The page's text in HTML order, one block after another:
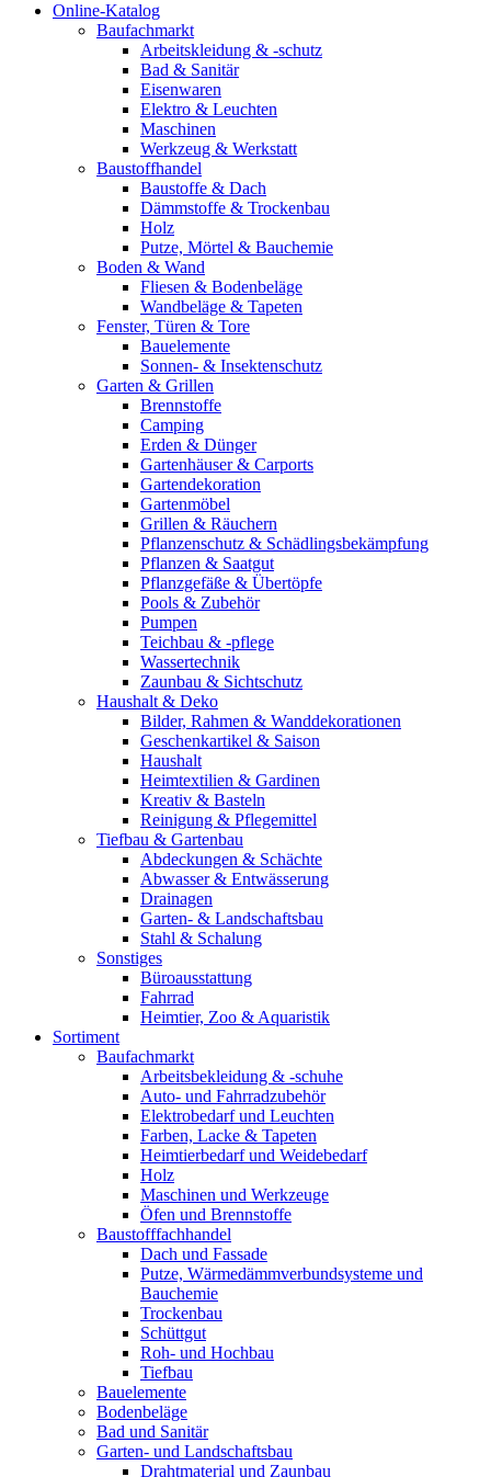
Online-Katalog
Baufachmarkt
Arbeitskleidung & -schutz
Bad & Sanitär
Eisenwaren
Elektro & Leuchten
Maschinen
Werkzeug & Werkstatt
Baustoffhandel
Baustoffe & Dach
Dämmstoffe & Trockenbau
Holz
Putze, Mörtel & Bauchemie
Boden & Wand
Fliesen & Bodenbeläge
Wandbeläge & Tapeten
Fenster, Türen & Tore
Bauelemente
Sonnen- & Insektenschutz
Garten & Grillen
Brennstoffe
Camping
Erden & Dünger
Gartenhäuser & Carports
Gartendekoration
Gartenmöbel
Grillen & Räuchern
Pflanzenschutz & Schädlingsbekämpfung
Pflanzen & Saatgut
Pflanzgefäße & Übertöpfe
Pools & Zubehör
Pumpen
Teichbau & -pflege
Wassertechnik
Zaunbau & Sichtschutz
Haushalt & Deko
Bilder, Rahmen & Wanddekorationen
Geschenkartikel & Saison
Haushalt
Heimtextilien & Gardinen
Kreativ & Basteln
Reinigung & Pflegemittel
Tiefbau & Gartenbau
Abdeckungen & Schächte
Abwasser & Entwässerung
Drainagen
Garten- & Landschaftsbau
Stahl & Schalung
Sonstiges
Büroausstattung
Fahrrad
Heimtier, Zoo & Aquaristik
Sortiment
Baufachmarkt
Arbeitsbekleidung & -schuhe
Auto- und Fahrradzubehör
Elektrobedarf und Leuchten
Farben, Lacke & Tapeten
Heimtierbedarf und Weidebedarf
Holz
Maschinen und Werkzeuge
Öfen und Brennstoffe
Baustofffachhandel
Dach und Fassade
Putze, Wärmedämmverbundsysteme und
Bauchemie
Trockenbau
Schüttgut
Roh- und Hochbau
Tiefbau
Bauelemente
Bodenbeläge
Bad und Sanitär
Garten- und Landschaftsbau
Drahtmaterial und Zaunbau